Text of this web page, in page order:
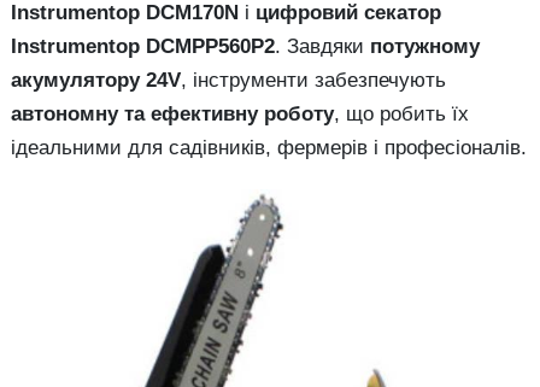
Instrumentop DCM170N і цифровий секатор
Instrumentop DCMPP560P2. Завдяки потужному
акумулятору 24V, інструменти забезпечують
автономну та ефективну роботу, що робить їх
ідеальними для садівників, фермерів і професіоналів.